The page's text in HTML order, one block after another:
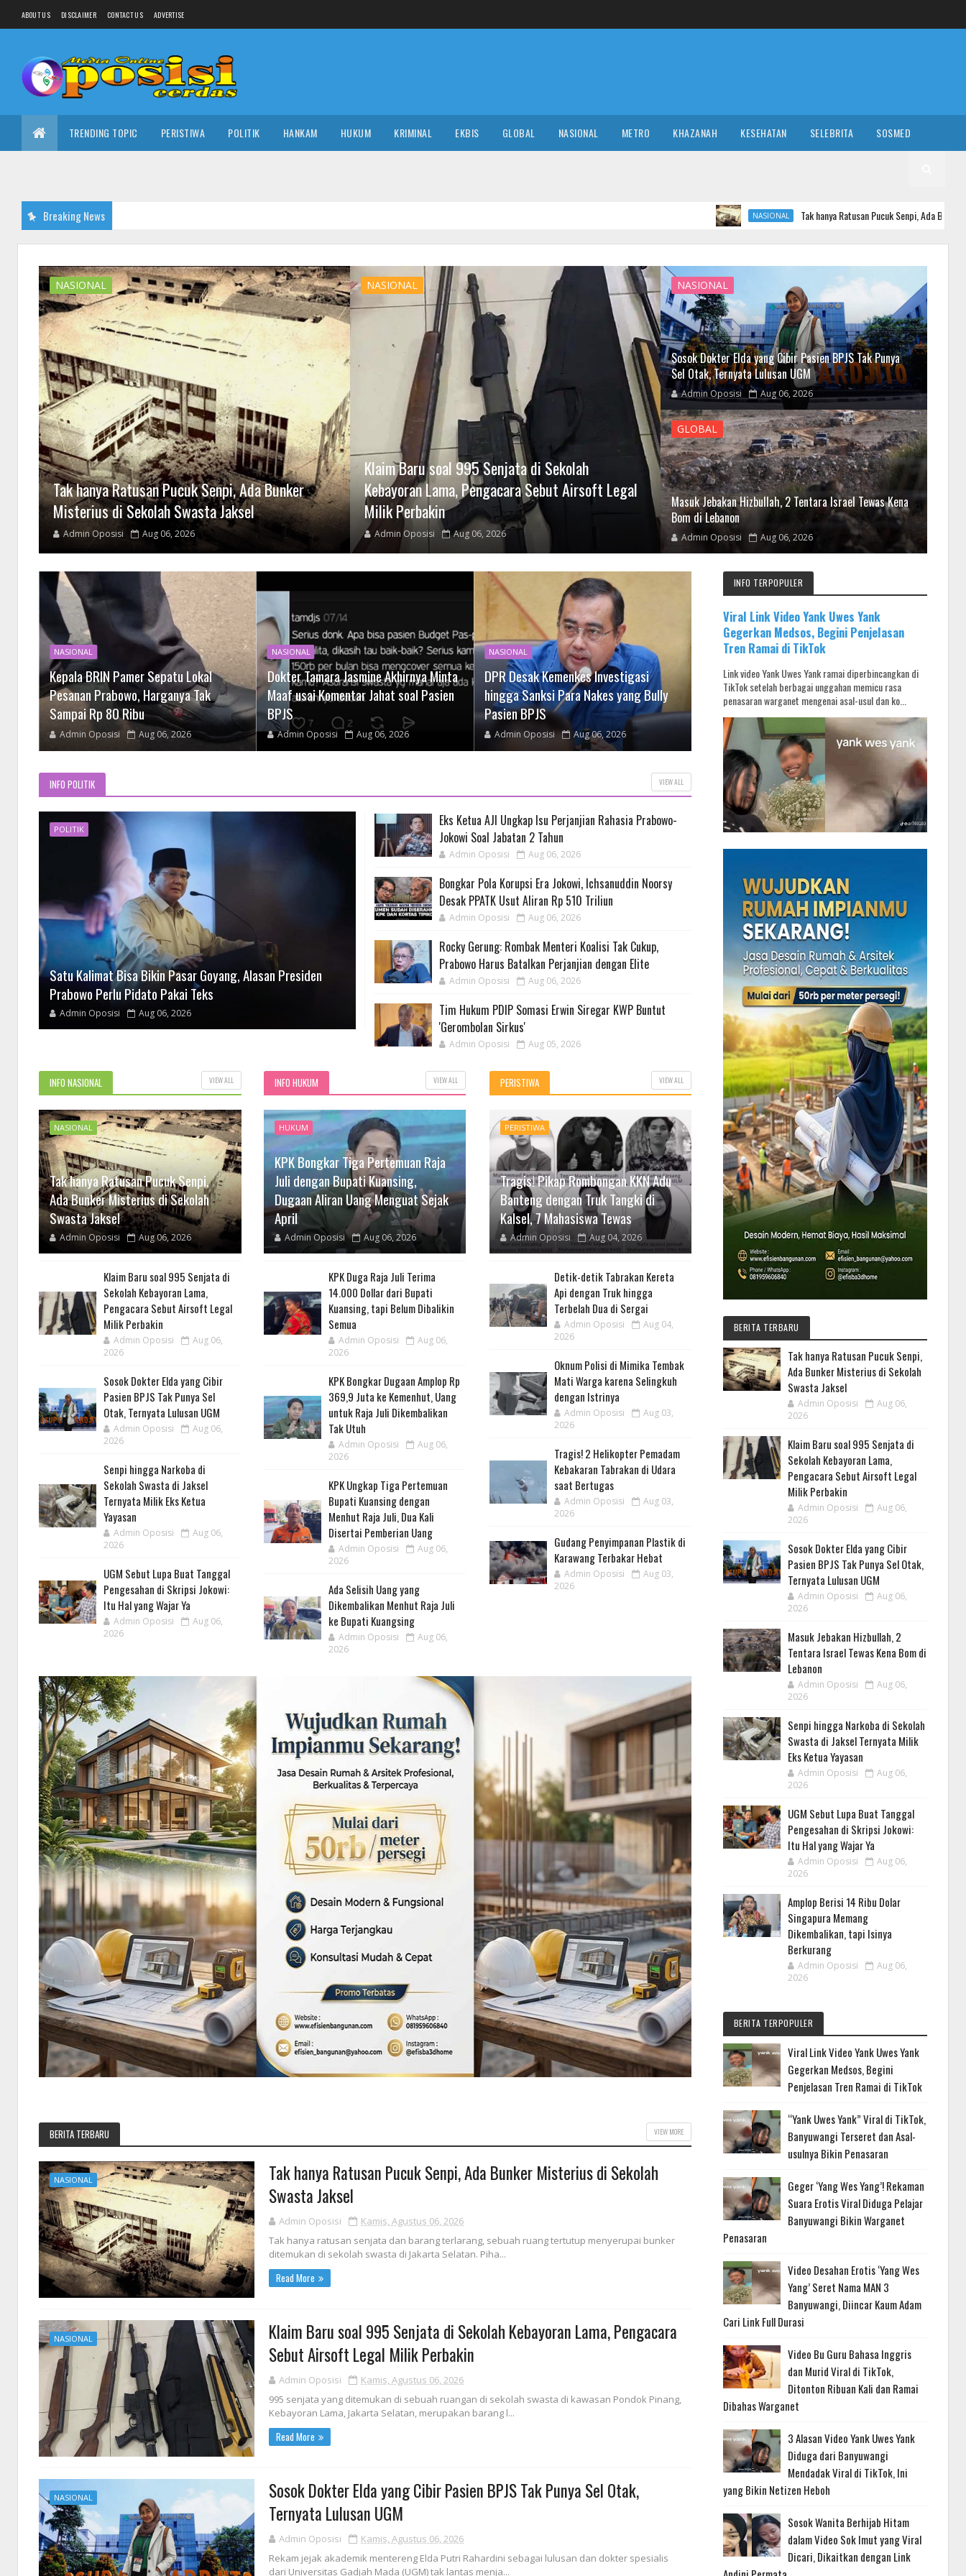
ABOUT US DISCLAIMER CONTACT US ADVERTISE
TRENDING TOPIC PERISTIWA POLITIK HANKAM HUKUM KRIMINAL EKBIS GLOBAL NASIONAL METRO KHAZANAH KESEHATAN SELEBRITA SOSMED
Breaking News NASIONAL Tak hanya Ratusan Pucuk Senpi, Ada Bunker Misterius di
NASIONAL
Tak hanya Ratusan Pucuk Senpi, Ada Bunker
Misterius di Sekolah Swasta Jaksel
Admin Oposisi Aug 06, 2026
NASIONAL
Klaim Baru soal 995 Senjata di Sekolah
Kebayoran Lama, Pengacara Sebut Airsoft Legal
Milik Perbakin
Admin Oposisi Aug 06, 2026
NASIONAL
Sosok Dokter Elda yang Cibir Pasien BPJS Tak Punya
Sel Otak, Ternyata Lulusan UGM
Admin Oposisi Aug 06, 2026
GLOBAL
Masuk Jebakan Hizbullah, 2 Tentara Israel Tewas Kena
Bom di Lebanon
Admin Oposisi Aug 06, 2026
NASIONAL
Kepala BRIN Pamer Sepatu Lokal
Pesanan Prabowo, Harganya Tak
Sampai Rp 80 Ribu
Admin Oposisi Aug 06, 2026
NASIONAL
Dokter Tamara Jasmine Akhirnya Minta
Maaf usai Komentar Jahat soal Pasien
BPJS
Admin Oposisi Aug 06, 2026
NASIONAL
DPR Desak Kemenkes Investigasi
hingga Sanksi Para Nakes yang Bully
Pasien BPJS
Admin Oposisi Aug 06, 2026
NASIONAL
RSUP Dr Sardjito Hentikan Praktik
Dokter Elda Rahardini yang Sebut
Pasien BPJS 'Tak Punya Otak'
Admin Oposisi Aug 06, 2026
INFO POLITIK VIEW ALL
POLITIK
Satu Kalimat Bisa Bikin Pasar Goyang, Alasan Presiden
Prabowo Perlu Pidato Pakai Teks
Admin Oposisi Aug 06, 2026
Eks Ketua AJI Ungkap Isu Perjanjian Rahasia Prabowo-
Jokowi Soal Jabatan 2 Tahun
Admin Oposisi Aug 06, 2026
Bongkar Pola Korupsi Era Jokowi, Ichsanuddin Noorsy
Desak PPATK Usut Aliran Rp 510 Triliun
Admin Oposisi Aug 06, 2026
Rocky Gerung: Rombak Menteri Koalisi Tak Cukup,
Prabowo Harus Batalkan Perjanjian dengan Elite
Admin Oposisi Aug 06, 2026
Tim Hukum PDIP Somasi Erwin Siregar KWP Buntut
'Gerombolan Sirkus'
Admin Oposisi Aug 05, 2026
INFO NASIONAL VIEW ALL
NASIONAL
Tak hanya Ratusan Pucuk Senpi,
Ada Bunker Misterius di Sekolah
Swasta Jaksel
Admin Oposisi Aug 06, 2026
Klaim Baru soal 995 Senjata di
Sekolah Kebayoran Lama,
Pengacara Sebut Airsoft Legal
Milik Perbakin
Admin Oposisi
Aug 06,
2026
Sosok Dokter Elda yang Cibir
Pasien BPJS Tak Punya Sel
Otak, Ternyata Lulusan UGM
Admin Oposisi
Aug 06,
2026
Senpi hingga Narkoba di
Sekolah Swasta di Jaksel
Ternyata Milik Eks Ketua
Yayasan
Admin Oposisi
Aug 06,
2026
UGM Sebut Lupa Buat Tanggal
Pengesahan di Skripsi Jokowi:
Itu Hal yang Wajar Ya
Admin Oposisi
Aug 06,
2026
INFO HUKUM VIEW ALL
HUKUM
KPK Bongkar Tiga Pertemuan Raja
Juli dengan Bupati Kuansing,
Dugaan Aliran Uang Menguat Sejak
April
Admin Oposisi Aug 06, 2026
KPK Duga Raja Juli Terima
14.000 Dollar dari Bupati
Kuansing, tapi Belum Dibalikin
Semua
Admin Oposisi
Aug 06,
2026
KPK Bongkar Dugaan Amplop Rp
369,9 Juta ke Kemenhut, Uang
untuk Raja Juli Dikembalikan
Tak Utuh
Admin Oposisi
Aug 06,
2026
KPK Ungkap Tiga Pertemuan
Bupati Kuansing dengan
Menhut Raja Juli, Dua Kali
Disertai Pemberian Uang
Admin Oposisi
Aug 06,
2026
Ada Selisih Uang yang
Dikembalikan Menhut Raja Juli
ke Bupati Kuangsing
Admin Oposisi
Aug 06,
2026
PERISTIWA VIEW ALL
PERISTIWA
Tragis! Pikap Rombongan KKN Adu
Banteng dengan Truk Tangki di
Kalsel, 7 Mahasiswa Tewas
Admin Oposisi Aug 04, 2026
Detik-detik Tabrakan Kereta
Api dengan Truk hingga
Terbelah Dua di Sergai
Admin Oposisi
Aug 04,
2026
Oknum Polisi di Mimika Tembak
Mati Warga karena Selingkuh
dengan Istrinya
Admin Oposisi
Aug 03,
2026
Tragis! 2 Helikopter Pemadam
Kebakaran Tabrakan di Udara
saat Bertugas
Admin Oposisi
Aug 03,
2026
Gudang Penyimpanan Plastik di
Karawang Terbakar Hebat
Admin Oposisi
Aug 03,
2026
BERITA TERBARU VIEW MORE
NASIONAL
Tak hanya Ratusan Pucuk Senpi, Ada Bunker Misterius di Sekolah
Swasta Jaksel
Admin Oposisi
Kamis, Agustus 06, 2026
Tak hanya ratusan senjata dan barang terlarang, sebuah ruang tertutup menyerupai bunker
ditemukan di sekolah swasta di Jakarta Selatan. Piha...
Read More
NASIONAL
Klaim Baru soal 995 Senjata di Sekolah Kebayoran Lama, Pengacara
Sebut Airsoft Legal Milik Perbakin
Admin Oposisi
Kamis, Agustus 06, 2026
995 senjata yang ditemukan di sebuah ruangan di sekolah swasta di kawasan Pondok Pinang,
Kebayoran Lama, Jakarta Selatan, merupakan barang l...
Read More
NASIONAL
Sosok Dokter Elda yang Cibir Pasien BPJS Tak Punya Sel Otak,
Ternyata Lulusan UGM
Admin Oposisi
Kamis, Agustus 06, 2026
Rekam jejak akademik mentereng Elda Putri Rahardini sebagai lulusan dan dokter spesialis
dari Universitas Gadjah Mada (UGM) tak lantas menja...
INFO TERPOPULER
Viral Link Video Yank Uwes Yank
Gegerkan Medsos, Begini Penjelasan
Tren Ramai di TikTok
Link video Yank Uwes Yank ramai diperbincangkan di
TikTok setelah berbagai unggahan memicu rasa
penasaran warganet mengenai asal-usul dan ko...
BERITA TERBARU
Tak hanya Ratusan Pucuk Senpi,
Ada Bunker Misterius di Sekolah
Swasta Jaksel
Admin Oposisi
Aug 06,
2026
Klaim Baru soal 995 Senjata di
Sekolah Kebayoran Lama,
Pengacara Sebut Airsoft Legal
Milik Perbakin
Admin Oposisi
Aug 06,
2026
Sosok Dokter Elda yang Cibir
Pasien BPJS Tak Punya Sel Otak,
Ternyata Lulusan UGM
Admin Oposisi
Aug 06,
2026
Masuk Jebakan Hizbullah, 2
Tentara Israel Tewas Kena Bom di
Lebanon
Admin Oposisi
Aug 06,
2026
Senpi hingga Narkoba di Sekolah
Swasta di Jaksel Ternyata Milik
Eks Ketua Yayasan
Admin Oposisi
Aug 06,
2026
UGM Sebut Lupa Buat Tanggal
Pengesahan di Skripsi Jokowi:
Itu Hal yang Wajar Ya
Admin Oposisi
Aug 06,
2026
Amplop Berisi 14 Ribu Dolar
Singapura Memang
Dikembalikan, tapi Isinya
Berkurang
Admin Oposisi
Aug 06,
2026
BERITA TERPOPULER
Viral Link Video Yank Uwes Yank
Gegerkan Medsos, Begini
Penjelasan Tren Ramai di TikTok
“Yank Uwes Yank” Viral di TikTok,
Banyuwangi Terseret dan Asal-
usulnya Bikin Penasaran
Geger ‘Yang Wes Yang’! Rekaman
Suara Erotis Viral Diduga Pelajar
Banyuwangi Bikin Warganet
Penasaran
Video Desahan Erotis ‘Yang Wes
Yang’ Seret Nama MAN 3
Banyuwangi, Diincar Kaum Adam
Cari Link Full Durasi
Video Bu Guru Bahasa Inggris
dan Murid Viral di TikTok,
Ditonton Ribuan Kali dan Ramai
Dibahas Warganet
3 Alasan Video Yank Uwes Yank
Diduga dari Banyuwangi
Mendadak Viral di TikTok, Ini
yang Bikin Netizen Heboh
Sosok Wanita Berhijab Hitam
dalam Video Sok Imut yang Viral
Dicari, Dikaitkan dengan Link